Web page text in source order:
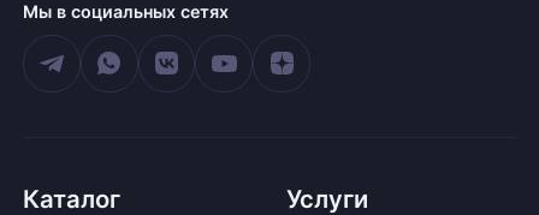
Мы в социальных сетях
Каталог Услуги